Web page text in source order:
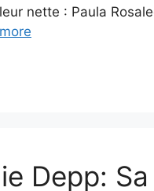
nette : Paula
Depp: